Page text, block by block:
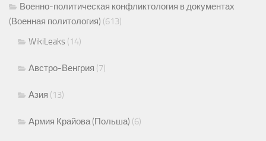
Военно-политическая конфликтология в документах
(Военная политология) (613)
WikiLeaks (14)
Австро-Венгрия (7)
Азия (13)
Армия Крайова (Польша) (6)